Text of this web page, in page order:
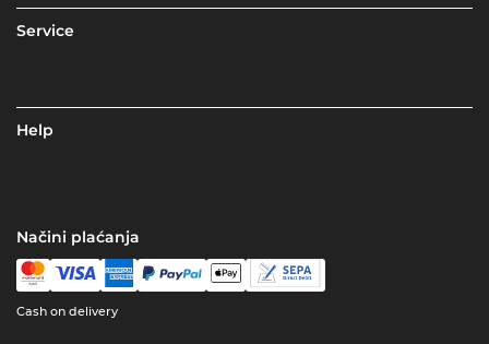
Service
Help
Načini plaćanja
Cash on delivery